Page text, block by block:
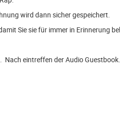
wird dann sicher gespeichert.
Sie sie für immer in Erinnerung
Nach eintreffen der Audio Guestbook.